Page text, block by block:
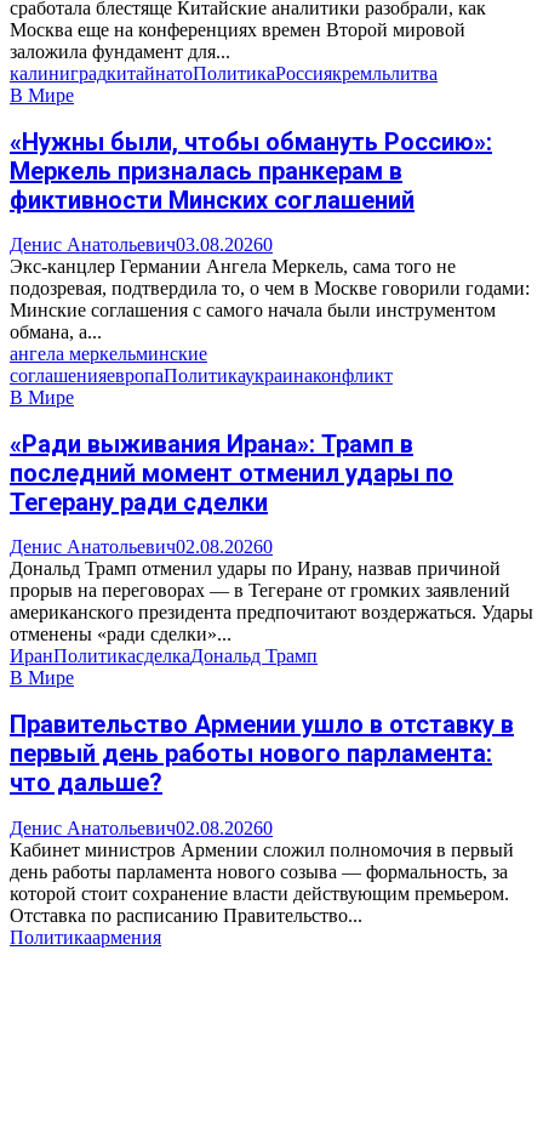
сработала блестяще Китайские аналитики разобрали, как
Москва еще на конференциях времен Второй мировой
заложила фундамент для...
калиниградкитайнатоПолитикаРоссиякремльлитва
В Мире
«Нужны были, чтобы обмануть Россию»:
Меркель призналась пранкерам в
фиктивности Минских соглашений
Денис Анатольевич03.08.20260
Экс-канцлер Германии Ангела Меркель, сама того не
подозревая, подтвердила то, о чем в Москве говорили годами:
Минские соглашения с самого начала были инструментом
обмана, а...
ангела меркельминские
соглашенияевропаПолитикаукраинаконфликт
В Мире
«Ради выживания Ирана»: Трамп в
последний момент отменил удары по
Тегерану ради сделки
Денис Анатольевич02.08.20260
Дональд Трамп отменил удары по Ирану, назвав причиной
прорыв на переговорах — в Тегеране от громких заявлений
американского президента предпочитают воздержаться. Удары
отменены «ради сделки»...
ИранПолитикасделкаДональд Трамп
В Мире
Правительство Армении ушло в отставку в
первый день работы нового парламента:
что дальше?
Денис Анатольевич02.08.20260
Кабинет министров Армении сложил полномочия в первый
день работы парламента нового созыва — формальность, за
которой стоит сохранение власти действующим премьером.
Отставка по расписанию Правительство...
Политикаармения